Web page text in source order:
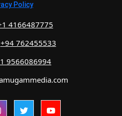
Policy
4166487775
+94 762455533
9566086994